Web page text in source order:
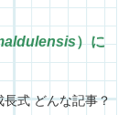
）に
長式 どんな記事？